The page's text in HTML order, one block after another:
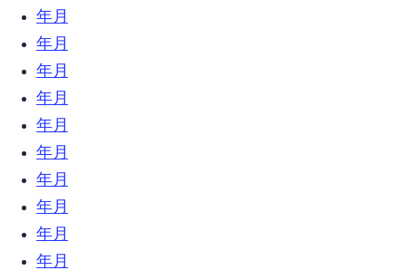
2019年5月 (6)
2019年4月 (12)
2019年3月 (18)
2019年2月 (17)
2019年1月 (34)
2018年12月 (18)
2018年11月 (17)
2018年10月 (16)
2018年9月 (17)
2018年8月 (13)